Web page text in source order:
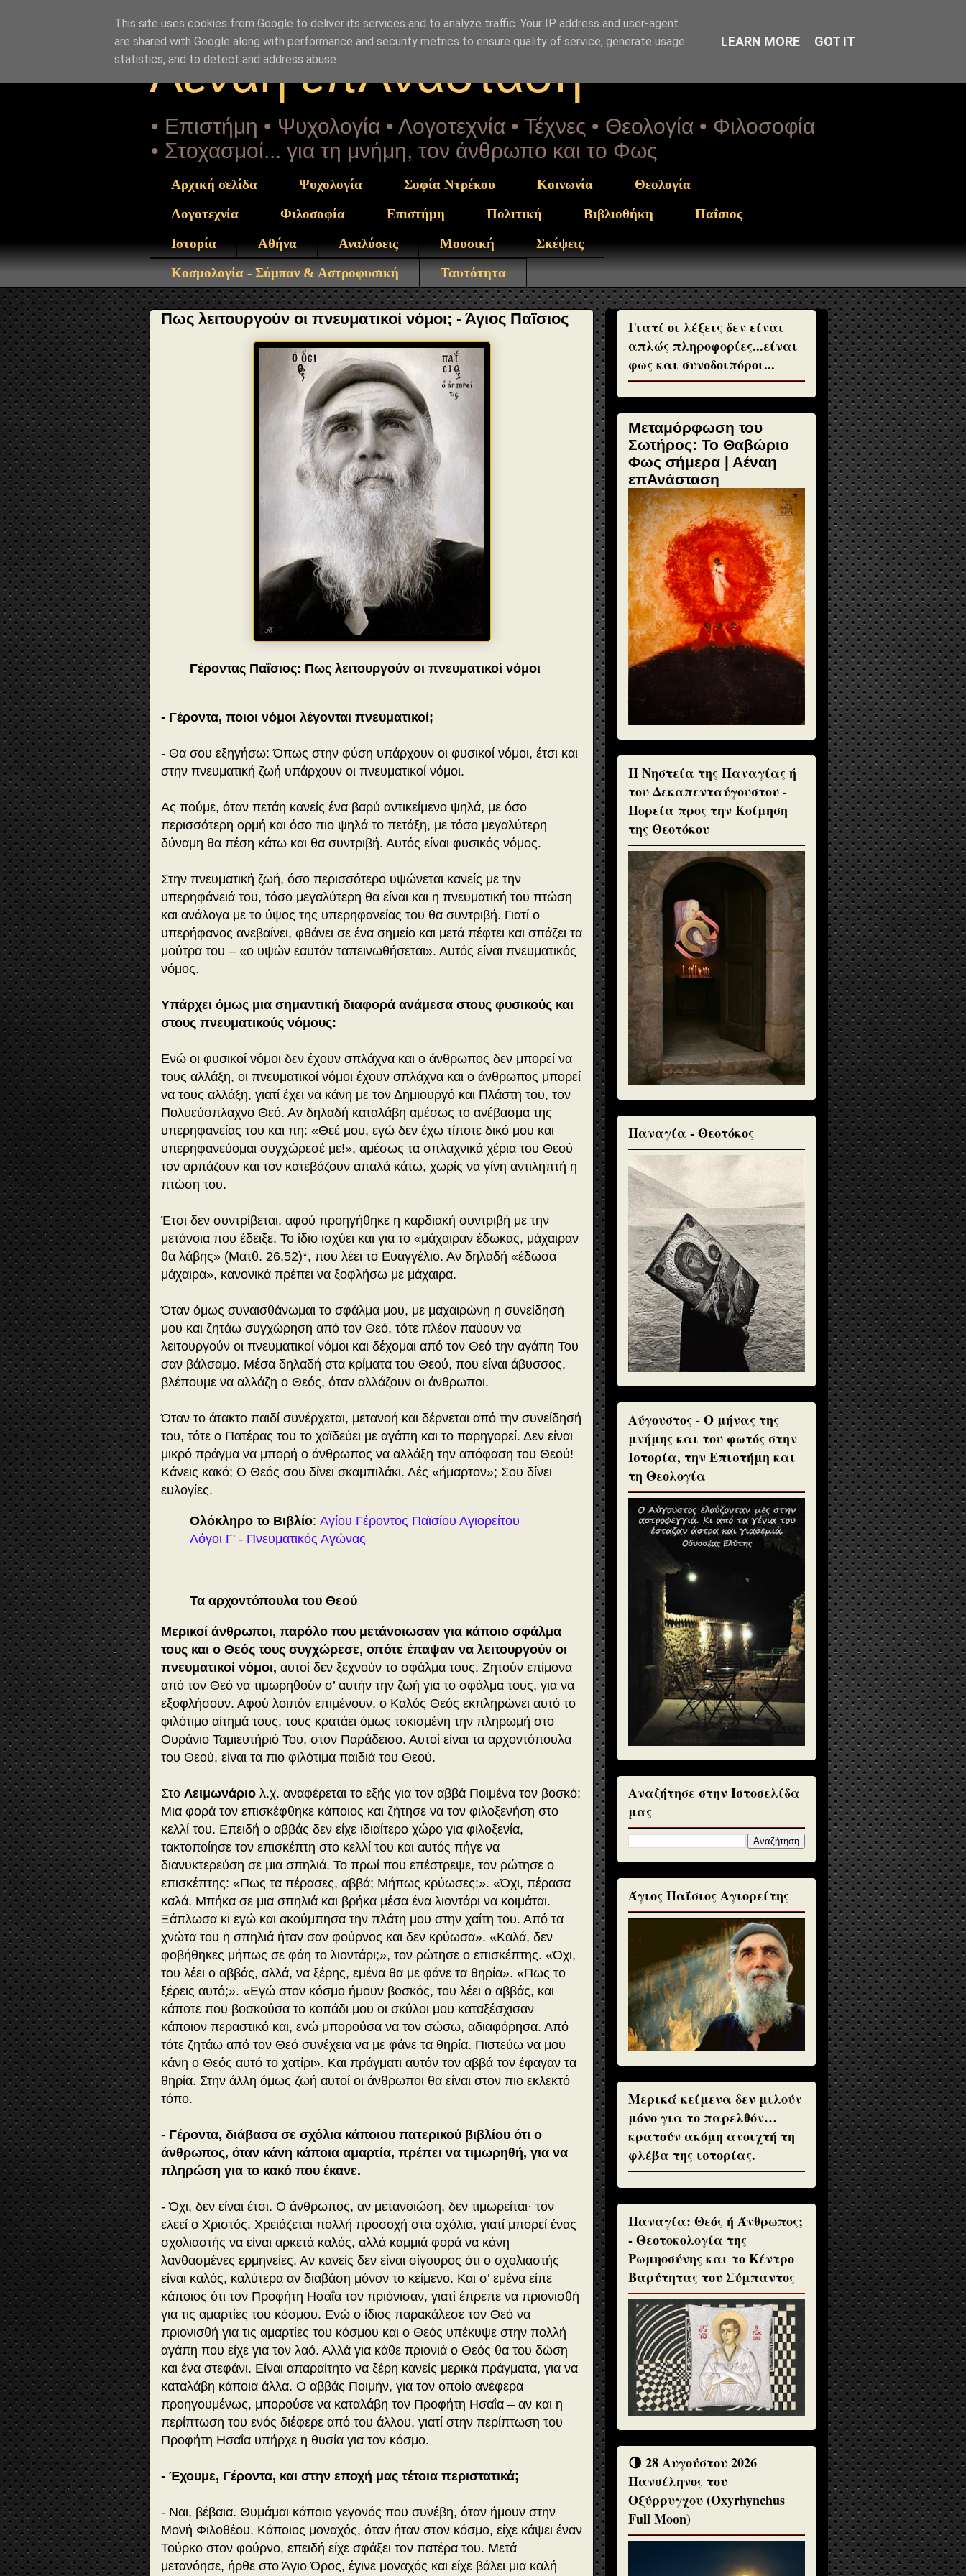
paisios-pws-leitourgoun-oi-pneymatikoi-nomoi.html" } }
Αέναη επΑνάσταση
• Επιστήμη • Ψυχολογία • Λογοτεχνία • Τέχνες • Θεολογία • Φιλοσοφία
• Στοχασμοί... για τη μνήμη, τον άνθρωπο και το Φως
Αρχική σελίδα Ψυχολογία Σοφία Ντρέκου Κοινωνία
Θεολογία
Λογοτεχνία
Φιλοσοφία Επιστήμη Πολιτική Βιβλιοθήκη
Παΐσιος
Ιστορία
Αθήνα Αναλύσεις Μουσική
Σκέψεις
Κοσμολογία - Σύμπαν & Αστροφυσική
Ταυτότητα
Πως λειτουργούν οι πνευματικοί νόμοι; - Άγιος Παΐσιος
Γέροντας Παΐσιος: Πως λειτουργούν οι πνευματικοί νόμοι
- Γέροντα, ποιοι νόμοι λέγονται πνευματικοί;
- Θα σου εξηγήσω: Όπως στην φύση υπάρχουν οι φυσικοί νόμοι, έτσι και
στην πνευματική ζωή υπάρχουν οι πνευματικοί νόμοι.
Ας πούμε, όταν πετάη κανείς ένα βαρύ αντικείμενο ψηλά, με όσο
περισσότερη ορμή και όσο πιο ψηλά το πετάξη, με τόσο μεγαλύτερη
δύναμη θα πέση κάτω και θα συντριβή. Αυτός είναι φυσικός νόμος.
Στην πνευματική ζωή, όσο περισσότερο υψώνεται κανείς με την
υπερηφάνειά του, τόσο μεγαλύτερη θα είναι και η πνευματική του πτώση
και ανάλογα με το ύψος της υπερηφανείας του θα συντριβή. Γιατί ο
υπερήφανος ανεβαίνει, φθάνει σε ένα σημείο και μετά πέφτει και σπάζει τα
μούτρα του – «ο υψών εαυτόν ταπεινωθήσεται». Αυτός είναι πνευματικός
νόμος.
Υπάρχει όμως μια σημαντική διαφορά ανάμεσα στους φυσικούς και
στους πνευματικούς νόμους:
Ενώ οι φυσικοί νόμοι δεν έχουν σπλάχνα και ο άνθρωπος δεν μπορεί να
τους αλλάξη, οι πνευματικοί νόμοι έχουν σπλάχνα και ο άνθρωπος μπορεί
να τους αλλάξη, γιατί έχει να κάνη με τον Δημιουργό και Πλάστη του, τον
Πολυεύσπλαχνο Θεό. Αν δηλαδή καταλάβη αμέσως το ανέβασμα της
υπερηφανείας του και πη: «Θεέ μου, εγώ δεν έχω τίποτε δικό μου και
υπερηφανεύομαι συγχώρεσέ με!», αμέσως τα σπλαχνικά χέρια του Θεού
τον αρπάζουν και τον κατεβάζουν απαλά κάτω, χωρίς να γίνη αντιληπτή η
πτώση του.
Έτσι δεν συντρίβεται, αφού προηγήθηκε η καρδιακή συντριβή με την
μετάνοια που έδειξε. Το ίδιο ισχύει και για το «μάχαιραν έδωκας, μάχαιραν
θα λάβης» (Ματθ. 26,52)*, που λέει το Ευαγγέλιο. Αν δηλαδή «έδωσα
μάχαιρα», κανονικά πρέπει να ξοφλήσω με μάχαιρα.
Όταν όμως συναισθάνωμαι το σφάλμα μου, με μαχαιρώνη η συνείδησή
μου και ζητάω συγχώρηση από τον Θεό, τότε πλέον παύουν να
λειτουργούν οι πνευματικοί νόμοι και δέχομαι από τον Θεό την αγάπη Του
σαν βάλσαμο. Μέσα δηλαδή στα κρίματα του Θεού, που είναι άβυσσος,
βλέπουμε να αλλάζη ο Θεός, όταν αλλάζουν οι άνθρωποι.
Όταν το άτακτο παιδί συνέρχεται, μετανοή και δέρνεται από την συνείδησή
του, τότε ο Πατέρας του το χαϊδεύει με αγάπη και το παρηγορεί. Δεν είναι
μικρό πράγμα να μπορή ο άνθρωπος να αλλάξη την απόφαση του Θεού!
Κάνεις κακό; Ο Θεός σου δίνει σκαμπιλάκι. Λές «ήμαρτον»; Σου δίνει
ευλογίες.
Ολόκληρο το Βιβλίο: Αγίου Γέροντος Παϊσίου Αγιορείτου
Λόγοι Γ' - Πνευματικός Αγώνας
Τα αρχοντόπουλα του Θεού
Μερικοί άνθρωποι, παρόλο που μετάνοιωσαν για κάποιο σφάλμα
τους και ο Θεός τους συγχώρεσε, οπότε έπαψαν να λειτουργούν οι
πνευματικοί νόμοι, αυτοί δεν ξεχνούν το σφάλμα τους. Ζητούν επίμονα
από τον Θεό να τιμωρηθούν σ’ αυτήν την ζωή για το σφάλμα τους, για να
εξοφλήσουν. Αφού λοιπόν επιμένουν, ο Καλός Θεός εκπληρώνει αυτό το
φιλότιμο αίτημά τους, τους κρατάει όμως τοκισμένη την πληρωμή στο
Ουράνιο Ταμιευτήριό Του, στον Παράδεισο. Αυτοί είναι τα αρχοντόπουλα
του Θεού, είναι τα πιο φιλότιμα παιδιά του Θεού.
Στο Λειμωνάριο λ.χ. αναφέρεται το εξής για τον αββά Ποιμένα τον βοσκό:
Μια φορά τον επισκέφθηκε κάποιος και ζήτησε να τον φιλοξενήση στο
κελλί του. Επειδή ο αββάς δεν είχε ιδιαίτερο χώρο για φιλοξενία,
τακτοποίησε τον επισκέπτη στο κελλί του και αυτός πήγε να
διανυκτερεύση σε μια σπηλιά. Το πρωί που επέστρεψε, τον ρώτησε ο
επισκέπτης: «Πως τα πέρασες, αββά; Μήπως κρύωσες;». «Όχι, πέρασα
καλά. Μπήκα σε μια σπηλιά και βρήκα μέσα ένα λιοντάρι να κοιμάται.
Ξάπλωσα κι εγώ και ακούμπησα την πλάτη μου στην χαίτη του. Από τα
χνώτα του η σπηλιά ήταν σαν φούρνος και δεν κρύωσα». «Καλά, δεν
φοβήθηκες μήπως σε φάη το λιοντάρι;», τον ρώτησε ο επισκέπτης. «Όχι,
του λέει ο αββάς, αλλά, να ξέρης, εμένα θα με φάνε τα θηρία». «Πως το
ξέρεις αυτό;». «Εγώ στον κόσμο ήμουν βοσκός, του λέει ο αββάς, και
κάποτε που βοσκούσα το κοπάδι μου οι σκύλοι μου καταξέσχισαν
κάποιον περαστικό και, ενώ μπορούσα να τον σώσω, αδιαφόρησα. Από
τότε ζητάω από τον Θεό συνέχεια να με φάνε τα θηρία. Πιστεύω να μου
κάνη ο Θεός αυτό το χατίρι». Και πράγματι αυτόν τον αββά τον έφαγαν τα
θηρία. Στην άλλη όμως ζωή αυτοί οι άνθρωποι θα είναι στον πιο εκλεκτό
τόπο.
- Γέροντα, διάβασα σε σχόλια κάποιου πατερικού βιβλίου ότι ο
άνθρωπος, όταν κάνη κάποια αμαρτία, πρέπει να τιμωρηθή, για να
πληρώση για το κακό που έκανε.
- Όχι, δεν είναι έτσι. Ο άνθρωπος, αν μετανοιώση, δεν τιμωρείται· τον
ελεεί ο Χριστός. Χρειάζεται πολλή προσοχή στα σχόλια, γιατί μπορεί ένας
σχολιαστής να είναι αρκετά καλός, αλλά καμμιά φορά να κάνη
λανθασμένες ερμηνείες. Αν κανείς δεν είναι σίγουρος ότι ο σχολιαστής
είναι καλός, καλύτερα αν διαβάση μόνον το κείμενο. Και σ’ εμένα είπε
κάποιος ότι τον Προφήτη Ησαΐα τον πριόνισαν, γιατί έπρεπε να πριονισθή
για τις αμαρτίες του κόσμου. Ενώ ο ίδιος παρακάλεσε τον Θεό να
πριονισθή για τις αμαρτίες του κόσμου και ο Θεός υπέκυψε στην πολλή
αγάπη που είχε για τον λαό. Αλλά για κάθε πριονιά ο Θεός θα του δώση
και ένα στεφάνι. Είναι απαραίτητο να ξέρη κανείς μερικά πράγματα, για να
καταλάβη κάποια άλλα. Ο αββάς Ποιμήν, για τον οποίο ανέφερα
προηγουμένως, μπορούσε να καταλάβη τον Προφήτη Ησαΐα – αν και η
περίπτωση του ενός διέφερε από του άλλου, γιατί στην περίπτωση του
Προφήτη Ησαΐα υπήρχε η θυσία για τον κόσμο.
- Έχουμε, Γέροντα, και στην εποχή μας τέτοια περιστατικά;
- Ναι, βέβαια. Θυμάμαι κάποιο γεγονός που συνέβη, όταν ήμουν στην
Μονή Φιλοθέου. Κάποιος μοναχός, όταν ήταν στον κόσμο, είχε κάψει έναν
Τούρκο στον φούρνο, επειδή είχε σφάξει τον πατέρα του. Μετά
μετανόησε, ήρθε στο Άγιο Όρος, έγινε μοναχός και είχε βάλει μια καλή
Γιατί οι λέξεις δεν είναι
απλώς πληροφορίες...είναι
φως και συνοδοιπόροι...
Μεταμόρφωση του
Σωτήρος: Το Θαβώριο
Φως σήμερα | Αέναη
επΑνάσταση
H Νηστεία της Παναγίας ή
του Δεκαπενταύγουστου -
Πορεία προς την Κοίμηση
της Θεοτόκου
Παναγία - Θεοτόκος
Αύγουστος - Ο μήνας της
μνήμης και του φωτός στην
Ιστορία, την Επιστήμη και
τη Θεολογία
Αναζήτησε στην Ιστοσελίδα
μας
Άγιος Παΐσιος Αγιορείτης
Μερικά κείμενα δεν μιλούν
μόνο για το παρελθόν…
κρατούν ακόμη ανοιχτή τη
φλέβα της ιστορίας.
Παναγία: Θεός ή Άνθρωπος;
- Θεοτοκολογία της
Ρωμηοσύνης και το Κέντρο
Βαρύτητας του Σύμπαντος
🌗 28 Αυγούστου 2026
Πανσέληνος του
Οξύρρυγχου (Oxyrhynchus
Full Moon)
This site uses cookies from Google to deliver its services and to analyze traffic. Your IP address and user-agent
are shared with Google along with performance and security metrics to ensure quality of service, generate usage
statistics, and to detect and address abuse.
LEARN MORE GOT IT